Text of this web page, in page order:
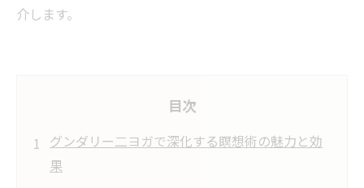
介します。
目次
グンダリー二ヨガで深化する瞑想術の魅力と効
果